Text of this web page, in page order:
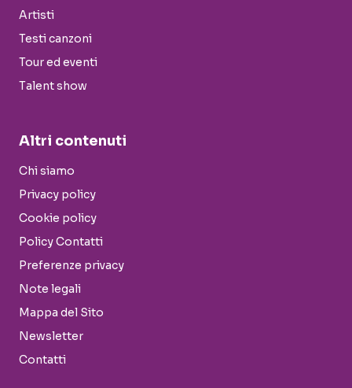
Artisti
Testi canzoni
Tour ed eventi
Talent show
Altri contenuti
Chi siamo
Privacy policy
Cookie policy
Policy Contatti
Preferenze privacy
Note legali
Mappa del Sito
Newsletter
Contatti